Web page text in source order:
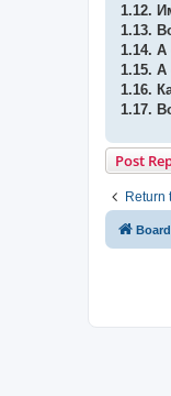
1.12.
1.13.
1.14.
1.15. А
1.16.
1.17.
Post
Return